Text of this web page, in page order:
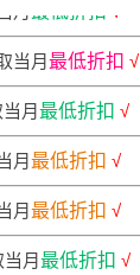
当月最低折扣 √
月最低折扣 √
月最低折扣 √
月最低折扣 √
当月最低折扣 √